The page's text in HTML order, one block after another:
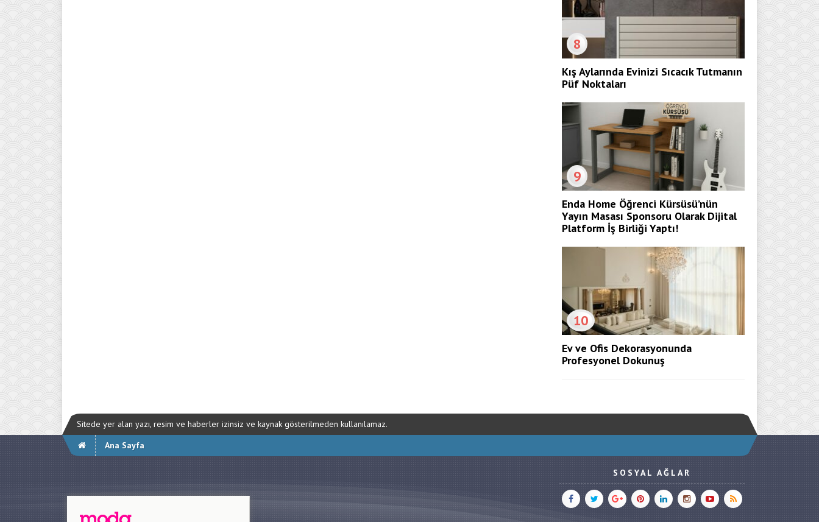
8
Kış Aylarında Evinizi Sıcacık Tutmanın
Püf Noktaları
9
Enda Home Öğrenci Kürsüsü’nün
Yayın Masası Sponsoru Olarak Dijital
Platform İş Birliği Yaptı!
10
Ev ve Ofis Dekorasyonunda
Profesyonel Dokunuş
Sitede yer alan yazı, resim ve haberler izinsiz ve kaynak gösterilmeden kullanılamaz.
Ana Sayfa
SOSYAL AĞLAR